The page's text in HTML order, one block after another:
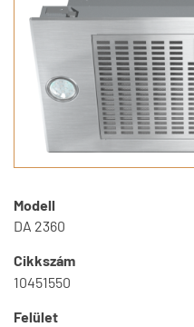
Modell
DA 2360
Cikkszám
10451550
Felület